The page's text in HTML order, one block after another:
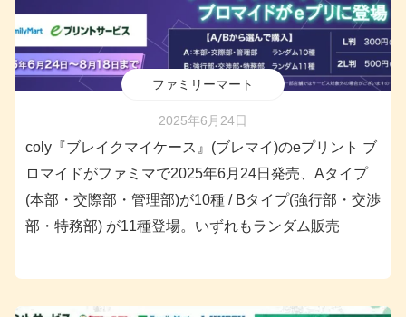
ファミリーマート
2025年6月24日
coly『ブレイクマイケース』(ブレマイ)のeプリント ブ
ロマイドがファミマで2025年6月24日発売、Aタイプ
(本部・交際部・管理部)が10種 / Bタイプ(強行部・交渉
部・特務部) が11種登場。いずれもランダム販売